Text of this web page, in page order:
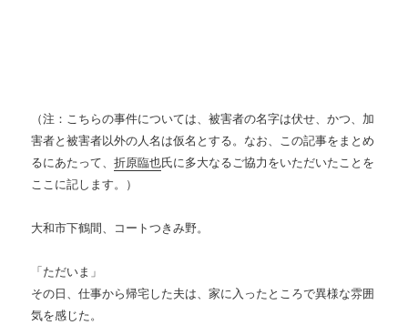
（注：こちらの事件については、被害者の名字は伏せ、かつ、加
害者と被害者以外の人名は仮名とする。なお、この記事をまとめ
るにあたって、折原臨也氏に多大なるご協力をいただいたことを
ここに記します。）
大和市下鶴間、コートつきみ野。
「ただいま」
その日、仕事から帰宅した夫は、家に入ったところで異様な雰囲
気を感じた。